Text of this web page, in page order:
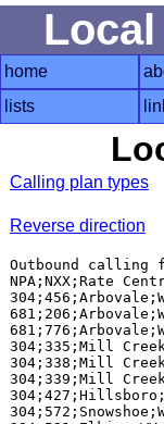
home
lists
Calling plan types
Reverse direction
Outbound calling
NPA;NXX;Rate
304;335;Mill
304;338;Mill
304;339;Mill